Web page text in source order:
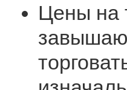
Цены на